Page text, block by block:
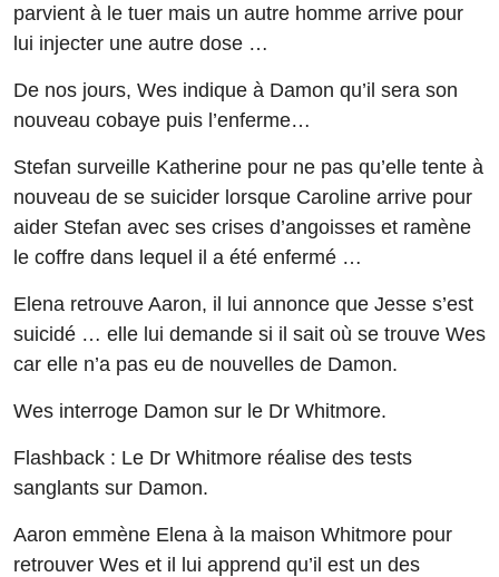
parvient à le tuer mais un autre homme arrive pour
lui injecter une autre dose …
De nos jours, Wes indique à Damon qu’il sera son
nouveau cobaye puis l’enferme…
Stefan surveille Katherine pour ne pas qu’elle tente à
nouveau de se suicider lorsque Caroline arrive pour
aider Stefan avec ses crises d’angoisses et ramène
le coffre dans lequel il a été enfermé …
Elena retrouve Aaron, il lui annonce que Jesse s’est
suicidé … elle lui demande si il sait où se trouve Wes
car elle n’a pas eu de nouvelles de Damon.
Wes interroge Damon sur le Dr Whitmore.
Flashback : Le Dr Whitmore réalise des tests
sanglants sur Damon.
Aaron emmène Elena à la maison Whitmore pour
retrouver Wes et il lui apprend qu’il est un des